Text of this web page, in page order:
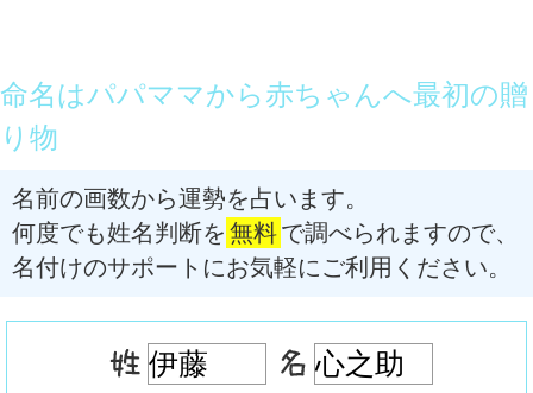
命名はパパママから赤ちゃんへ最初の贈
り物
名前の画数から運勢を占います。
何度でも姓名判断を 無料で調べられますので、
名付けのサポートにお気軽にご利用ください。